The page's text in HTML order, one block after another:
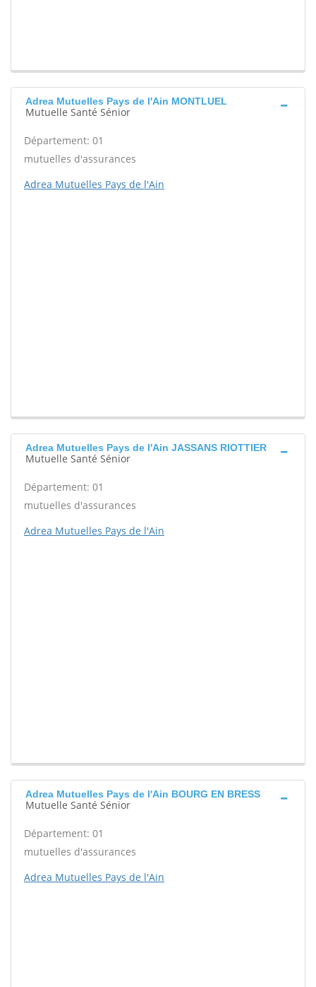
Adrea Mutuelles Pays de l'Ain MONTLUEL
Mutuelle Santé Sénior
Département: 01
mutuelles d'assurances
Adrea Mutuelles Pays de l'Ain
Adrea Mutuelles Pays de l'Ain JASSANS RIOTTIER
Mutuelle Santé Sénior
Département: 01
mutuelles d'assurances
Adrea Mutuelles Pays de l'Ain
Adrea Mutuelles Pays de l'Ain BOURG EN BRESS
Mutuelle Santé Sénior
Département: 01
mutuelles d'assurances
Adrea Mutuelles Pays de l'Ain